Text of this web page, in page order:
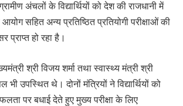
अंचलों के विद्यार्थियों को देश की राजधानी में
सहित अन्य प्रतिष्ठित प्रतियोगी परीक्षाओं की
प्राप्त हो रहा है।
श्री विजय शर्मा तथा स्वास्थ्य मंत्री श्री
भी उपस्थित थे। दोनों मंत्रियों ने विद्यार्थियों को
पर बधाई देते हुए मुख्य परीक्षा के लिए